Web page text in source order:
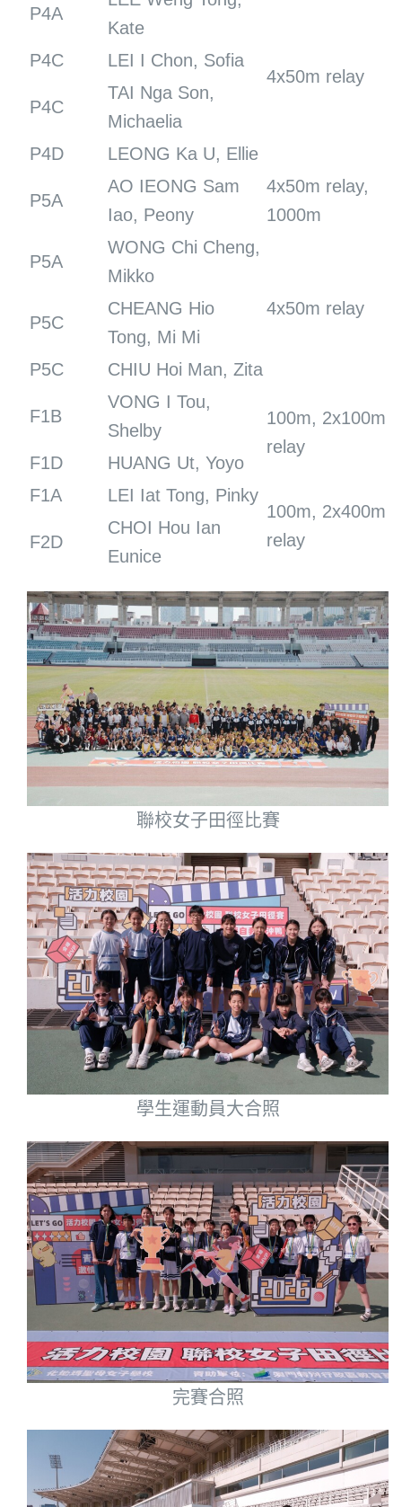
P4A
Kate
4x50m relay
P4C LEI I Chon, Sofia
P4C
TAI Nga Son,
Michaelia
P4D
LEONG Ka U, Ellie
P5A
AO IEONG Sam
Iao, Peony
4x50m relay,
1000m
P5A
WONG Chi Cheng,
Mikko
4x50m relay
P5C
CHEANG Hio
Tong, Mi Mi
P5C
CHIU Hoi Man, Zita
F1B
VONG I Tou,
Shelby
100m, 2x100m
relay
F1D
HUANG Ut, Yoyo
F1A
LEI Iat Tong, Pinky
100m, 2x400m
relay
F2D
CHOI Hou Ian
Eunice
聯校女子田徑比賽
學生運動員大合照
完賽合照